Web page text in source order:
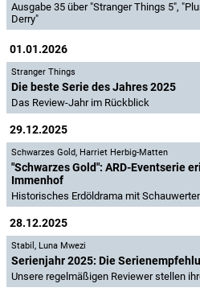
Ausgabe 35 über "Stranger Things 5",
Derry"
01.01.2026
Stranger Things
Die beste Serie des Jahres 2025
Das Review-Jahr im Rückblick
29.12.2025
Schwarzes Gold, Harriet Herbig-Matten
"Schwarzes Gold": ARD-Eventserie
Immenhof
Historisches Erdöldrama mit
28.12.2025
Stabil , Luna Mwezi
Serienjahr 2025: Die
Unsere regelmäßigen Reviewer stellen